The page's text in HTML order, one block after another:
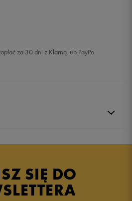
za 30 dni z Klarną lub PayPo
SIĘ DO